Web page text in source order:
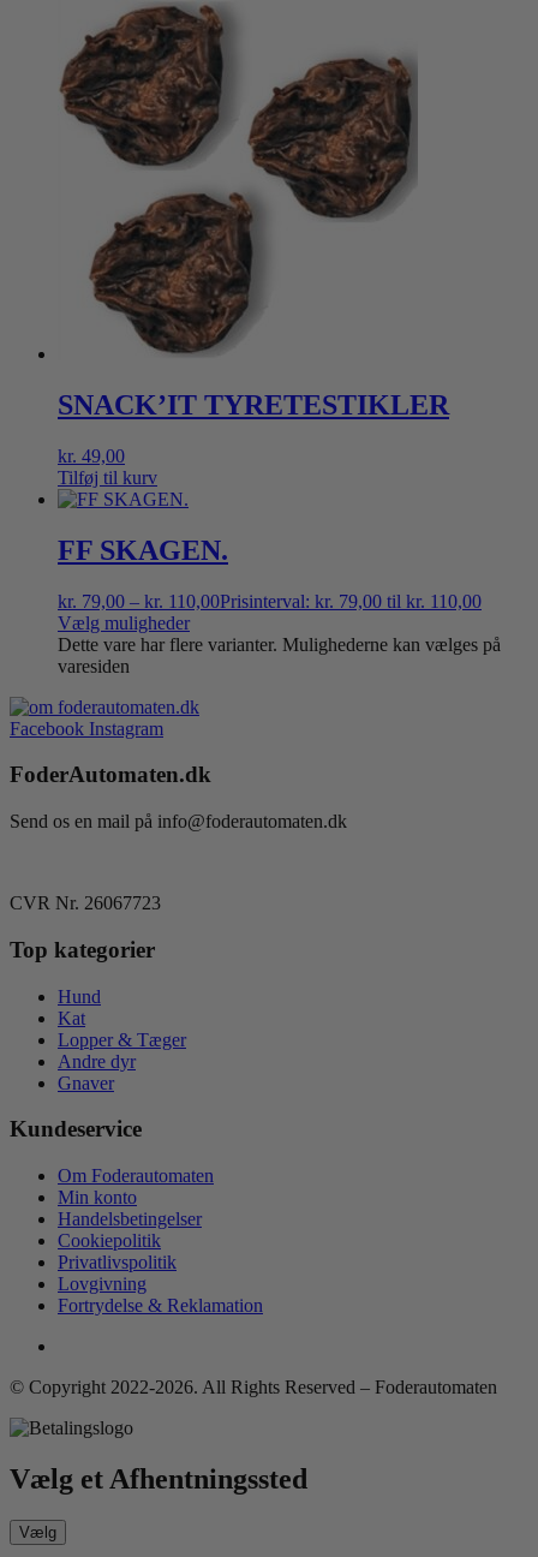
SNACK’IT TYRETESTIKLER
kr. 49,00
Tilføj til kurv
FF SKAGEN.
kr. 79,00 – kr. 110,00Prisinterval: kr. 79,00 til kr. 110,00
Vælg muligheder
Dette vare har flere varianter. Mulighederne kan vælges på
varesiden
Facebook Instagram
FoderAutomaten.dk
Send os en mail på info@foderautomaten.dk
CVR Nr. 26067723
Top kategorier
Hund
Kat
Lopper & Tæger
Andre dyr
Gnaver
Kundeservice
Om Foderautomaten
Min konto
Handelsbetingelser
Cookiepolitik
Privatlivspolitik
Lovgivning
Fortrydelse & Reklamation
© Copyright 2022-2026. All Rights Reserved – Foderautomaten
Vælg et Afhentningssted
Vælg